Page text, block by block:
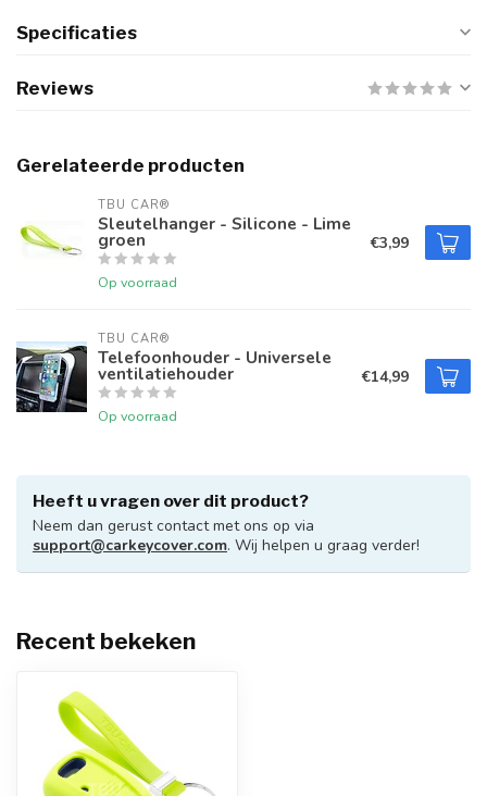
Specificaties
Reviews
Gerelateerde producten
TBU CAR®
Sleutelhanger - Silicone - Lime
groen
Op voorraad
€3,99
TBU CAR®
Telefoonhouder - Universele
ventilatiehouder
Op voorraad
€14,99
Heeft u vragen over dit product?
Neem dan gerust contact met ons op via
support@carkeycover.com. Wij helpen u graag verder!
Recent bekeken